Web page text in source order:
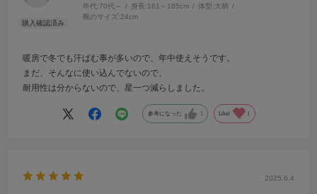
年代:70代～ 身長:161～165cm 体型:大柄
靴のサイズ:24cm
暖房で冬でも汗ばむ事が多いので、年中使えそうです。
まだ、そんなに使い込んでないので、
耐用性は分からないので、星一つ減らしました。
参考になった Like!
2025.6.4